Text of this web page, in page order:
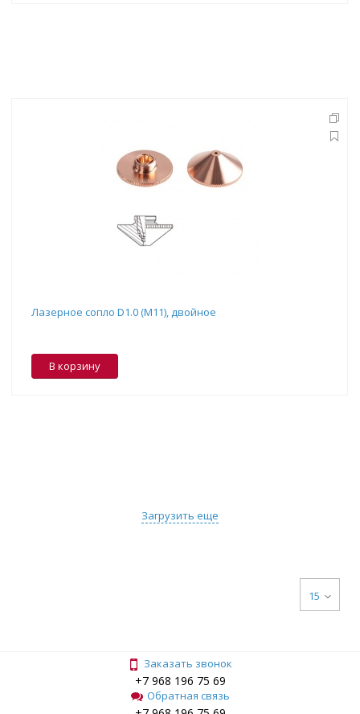
Лазерное сопло D1.0 (M11), двойное
В корзину
Загрузить еще
15
Заказать звонок
+7 968 196 75 69
Обратная связь